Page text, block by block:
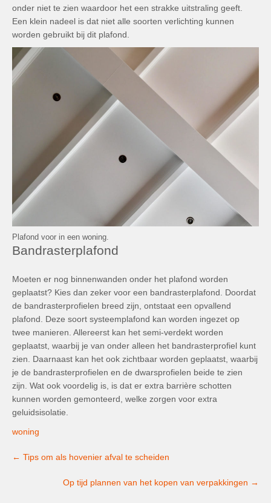
onder niet te zien waardoor het een strakke uitstraling geeft.
Een klein nadeel is dat niet alle soorten verlichting kunnen
worden gebruikt bij dit plafond.
Plafond voor in een woning.
Bandrasterplafond
Moeten er nog binnenwanden onder het plafond worden
geplaatst? Kies dan zeker voor een bandrasterplafond. Doordat
de bandrasterprofielen breed zijn, ontstaat een opvallend
plafond. Deze soort systeemplafond kan worden ingezet op
twee manieren. Allereerst kan het semi-verdekt worden
geplaatst, waarbij je van onder alleen het bandrasterprofiel kunt
zien. Daarnaast kan het ook zichtbaar worden geplaatst, waarbij
je de bandrasterprofielen en de dwarsprofielen beide te zien
zijn. Wat ook voordelig is, is dat er extra barrière schotten
kunnen worden gemonteerd, welke zorgen voor extra
geluidsisolatie.
woning
navigation
← Tips om als hovenier afval te scheiden
Op tijd plannen van het kopen van verpakkingen →